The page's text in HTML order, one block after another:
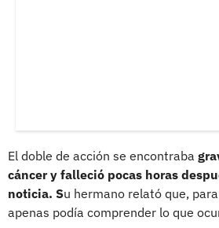
El doble de acción se encontraba
cáncer y falleció pocas horas
noticia. Su hermano relató que,
apenas podía comprender lo que